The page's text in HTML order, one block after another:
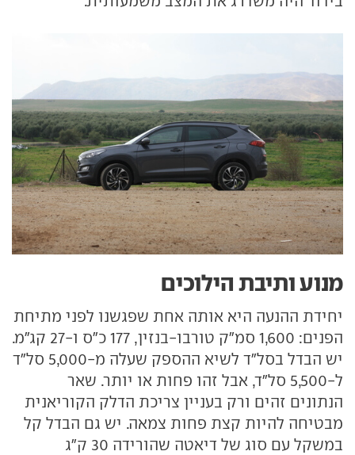
מנוע ותיבת הילוכים
יחידת ההנעה היא אותה אחת שפגשנו לפני מתיחת
הפנים: 1,600 סמ"ק טורבו-בנזין, 177 כ"ס ו-27 קג"מ.
יש הבדל בסל"ד לשיא ההספק שעלה מ-5,000 סל"ד
ל-5,500 סל"ד, אבל זהו פחות או יותר. שאר
הנתונים זהים ורק בעניין צריכת הדלק הקוריאנית
מבטיחה להיות קצת פחות צמאה. יש גם הבדל קל
במשקל עם סוג של דיאטה שהורידה 30 ק"ג